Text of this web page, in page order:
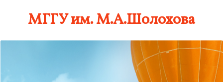
МГГУ им. М.А.Шолохова